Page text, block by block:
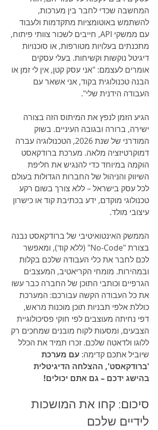
המחשבה שכדי לחבר בין מערכות,
להשתמש באוטומציות מתקדמות ולעבוד
עם ממשקי API, חייבים לשכור צוותי פיתוח,
מתכנתים בעלויות מטורפות, או סוכנויות
דיגיטל נוקשות וקשיחות. בעלי עסקים
אומרים לעצמם: "אני עסק קטן, אין לי זמן או
הבנה טכנולוגית בקוד, אני אשאר עם
העבודה הידנית שלי".
הגיע הזמן לנפץ את המיתוס הזה בצורה
ישירה, ברורה ובגובה העיניים. בשוק
המודרני של שנת 2026, הטכנולוגיה עברה
דמוקרטיזציה מלאה. מערכת ברודקאסט
הוקמה במיוחד כדי להנגיש את חליפת
השיווק והניהול של החברות הגדולות בעולם
לכל עסק בישראל – ללא צורך בשום רקע
טכנולוגי מוקדם, ידע בכתיבת קוד או כישרון
עיצובי מולד.
הממשק האינטואיטיבי של ברודקאסט נבנה
בצורת "No-Code" (ללא קוד), ומאפשר
לכם לחבר את כלי העבודה שלכם בקלות
ובמהירות. מומחי הקריאטיב, המעצבים
הגרפיים וכותבי התוכן של החברה כבר עשו
את כל העבודה הקשה עבורכם: המערכת
כוללת אלפי תבניות תוכן מוכנות מראש,
דפי נחיתה מעוצבים לפי חוקי פסיכולוגיית
הצבעים, ומסעות לקוח מובנים שמחכים רק
ללוגו ולדאטה שלכם. זכרו תמיד את הכלל
שיוביל אתכם קדימה: עם מערכת
'ברודקאסט', ההצלחה הדיגיטלית
בהישג ידכם – גם אתם יכולים!
סיכום: קחו את המושכות
לידיים שלכם